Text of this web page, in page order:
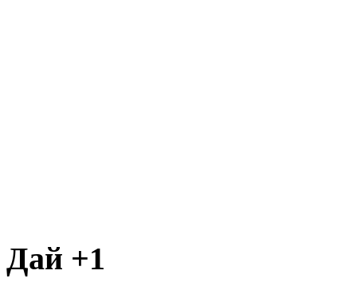
Дай +1